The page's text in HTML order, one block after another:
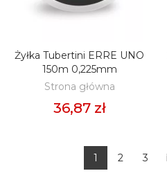
DODAJ DO KOSZYKA
Żyłka Tubertini ERRE UNO
150m 0,225mm
Strona główna
36,87 zł
1 2 3